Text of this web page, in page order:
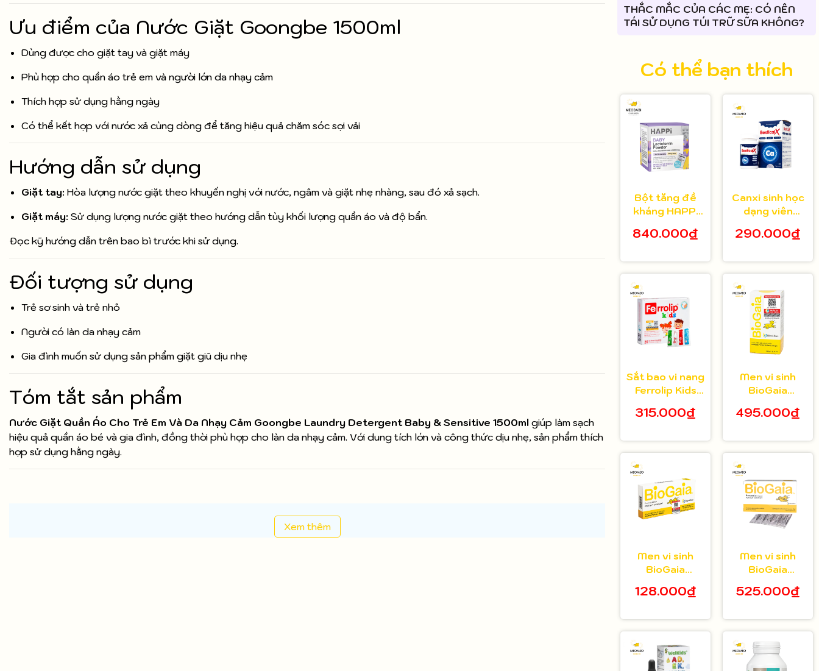
Ưu điểm của Nước Giặt Goongbe 1500ml
Dùng được cho giặt tay và giặt máy
Phù hợp cho quần áo trẻ em và người lớn da nhạy cảm
Thích hợp sử dụng hằng ngày
Có thể kết hợp với nước xả cùng dòng để tăng hiệu quả chăm sóc sợi vải
Hướng dẫn sử dụng
Giặt tay: Hòa lượng nước giặt theo khuyến nghị với nước, ngâm và giặt nhẹ nhàng, sau đó xả sạch.
Giặt máy: Sử dụng lượng nước giặt theo hướng dẫn tùy khối lượng quần áo và độ bẩn.
Đọc kỹ hướng dẫn trên bao bì trước khi sử dụng.
Đối tượng sử dụng
Trẻ sơ sinh và trẻ nhỏ
Người có làn da nhạy cảm
Gia đình muốn sử dụng sản phẩm giặt giũ dịu nhẹ
Tóm tắt sản phẩm
Nước Giặt Quần Áo Cho Trẻ Em Và Da Nhạy Cảm Goongbe Laundry Detergent Baby & Sensitive 1500ml giúp làm sạch
hiệu quả quần áo bé và gia đình, đồng thời phù hợp cho làn da nhạy cảm. Với dung tích lớn và công thức dịu nhẹ, sản phẩm thích
hợp sử dụng hằng ngày.
Xem thêm
THẮC MẮC CỦA CÁC MẸ: CÓ NÊN
TÁI SỬ DỤNG TÚI TRỮ SỮA KHÔNG?
Có thể bạn thích
Bột tăng đề
kháng HAPPi
Baby Úc cho
tuổi
840.000₫
Canxi sinh học
dạng viên
bé từ 8 tuổi 30
290.000₫
Sắt bao vi nang
Ferrolip Kids
tuổi hộp 20 gói
315.000₫
Men vi sinh
BioGaia
bé 5ml
495.000₫
Men vi sinh
BioGaia
viên hộp 10
128.000₫
Men vi sinh
BioGaia
bột hộp 30 gói
525.000₫